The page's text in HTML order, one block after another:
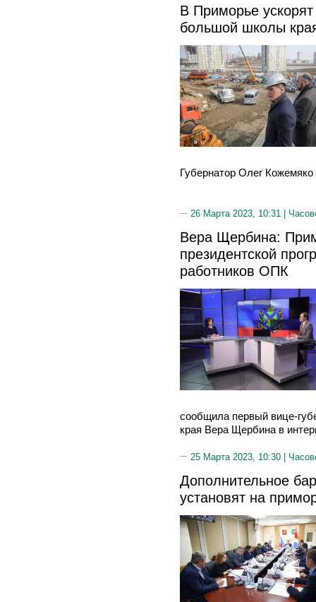
В Приморье
большой школы
Губернатор Олег Кожемяко
26 Марта 2023, 10:31 |
Вера Щербина:
президентской
работников ОПК
сообщила первый вице-
края Вера Щербина в
25 Марта 2023, 10:30 |
Дополнительное
установят на